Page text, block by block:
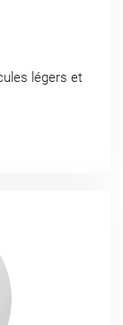
légers et